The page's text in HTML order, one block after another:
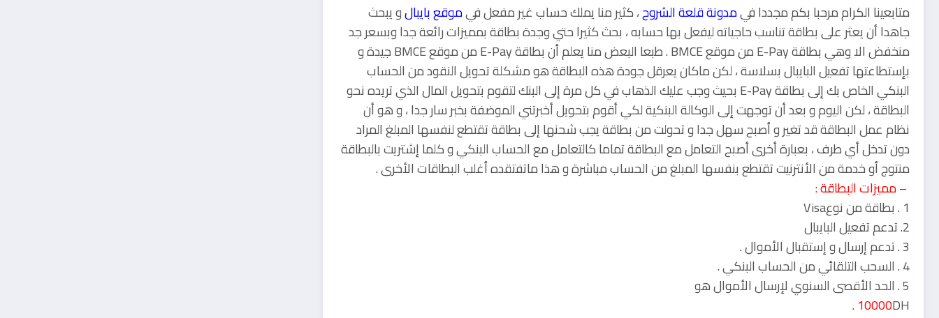
متابعينا الكرام مرحبا بكم مجددا فيمدونة قلعة الشروح، كثير منا يملك حساب غير مفعل فيموقع بايبالو يبحث
جاهدا أن يعثر على بطاقة تناسب حاجياته ليفعل بها حسابه ، بحث كثيرا حتي وجدة بطاقة بمميزات رائعة جدا وبسعر جد
منخفض الا وهي بطاقة E-Pay من موقع BMCE . طبعا البعض منا يعلم أن بطاقة E-Pay من موقع BMCE جيدة و
بإستطاعتها تفعيل البايبال بسلاسة ، لكن ماكان يعرقل جودة هذه البطاقة هو مشكلة تحويل النقود من الحساب
البنكي الخاص بك إلى بطاقة E-Pay بحيث وجب عليك الذهاب في كل مرة إلى البنك لتقوم بتحويل المال الذي تريده نحو
البطاقة ، لكن اليوم و بعد أن توجهت إلى الوكالة البنكية لكي أقوم بتحويل أخبرتني الموضفة بخبر سار جدا ، و هو أن
نظام عمل البطاقة قد تغير و أصبح سهل جدا و تحولت من بطاقة يجب شحنها إلى بطاقة تقتطع لنفسها المبلغ المراد
دون تدخل أي طرف ، بعبارة أخرى أصبح التعامل مع البطاقة تماما كالتعامل مع الحساب البنكي و كلما إشتريت بالبطاقة
منتوج أو خدمة من الأنترنيت تقتطع بنفسها المبلغ من الحساب مباشرة و هذا ماتفتقده أغلب البطاقات الأخرى .
– مميزات البطاقة :
1 . بطاقة من نوعVisa
2. تدعم تفعيل البايبال
3 . تدعم إرسال و إستقبال الأموال .
4 . السحب التلقائي من الحساب البنكي .
5 . الحد الأقصى السنوي لإرسال الأموال هو
10000DH .